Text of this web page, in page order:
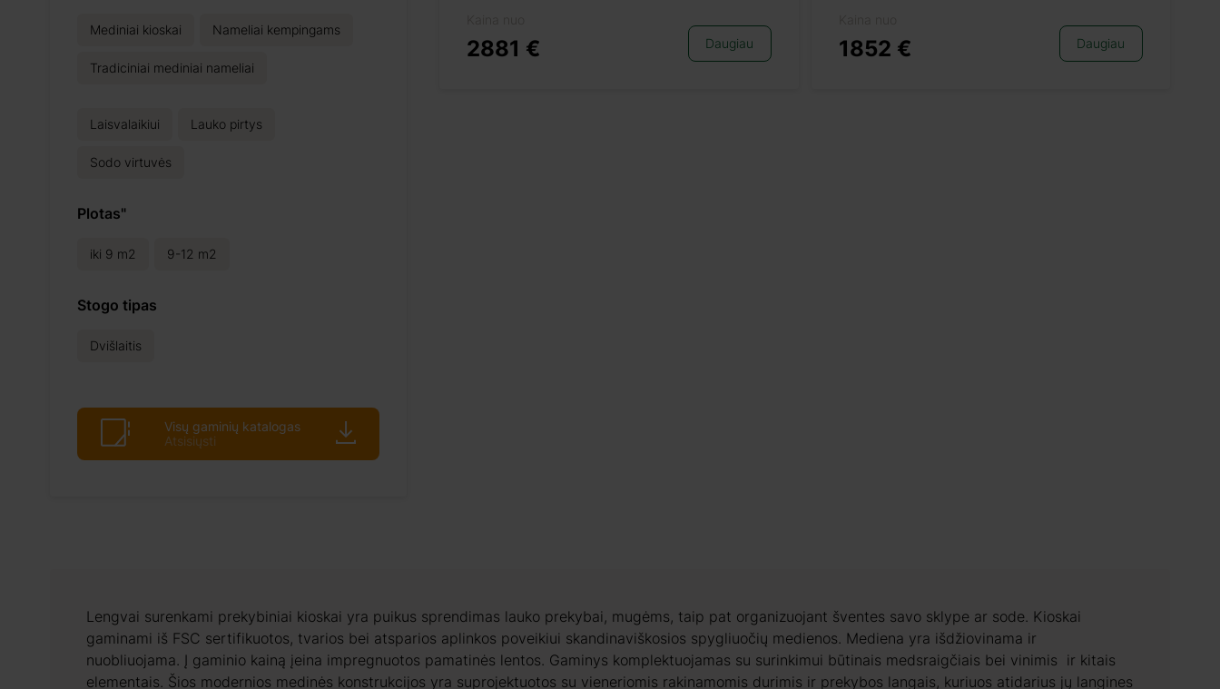
Mediniai kioskai Nameliai kempingams
Tradiciniai mediniai nameliai
Laisvalaikiui Lauko pirtys
Sodo virtuvės
Plotas"
iki 9 m2 9-12 m2
Stogo tipas
Dvišlaitis
Visų gaminių katalogas
Atsisiųsti
2881 € Daugiau 1852 € Daugiau
Lengvai surenkami prekybiniai kioskai yra puikus sprendimas lauko prekybai, mugėms, taip pat organizuojant šventes savo sklype ar sode. Kioskai
gaminami iš FSC sertifikuotos, tvarios bei atsparios aplinkos poveikiui skandinaviškosios spygliuočių medienos. Mediena yra išdžiovinama ir
nuobliuojama. Į gaminio kainą įeina impregnuotos pamatinės lentos. Gaminys komplektuojamas su surinkimui būtinais medsraigčiais bei vinimis ir kitais
elementais. Šios modernios medinės konstrukcijos yra suprojektuotos su vieneriomis rakinamomis durimis ir prekybos langais, kuriuos atidarius jų langines